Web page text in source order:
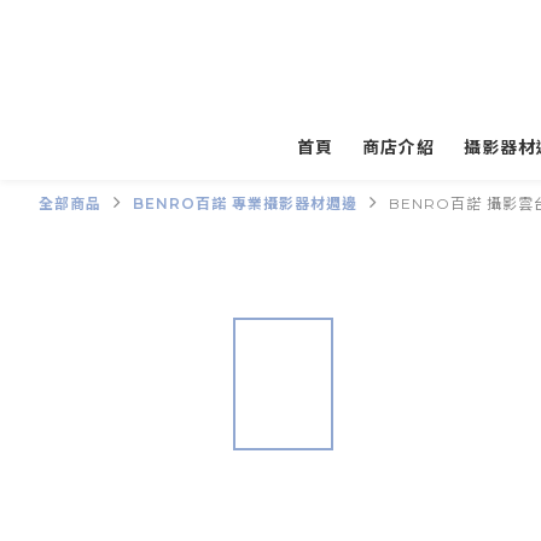
首頁 商店介紹 攝影器材
全部商品 BENRO百諾 專業攝影器材週邊 BENRO百諾 攝影雲